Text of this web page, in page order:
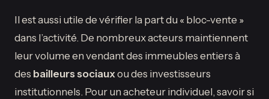
Il est aussi utile de vérifier la part du « bloc-vente »
dans l’activité. De nombreux acteurs maintiennent
leur volume en vendant des immeubles entiers à
des bailleurs sociauxou des investisseurs
institutionnels. Pour un acheteur individuel, savoir si